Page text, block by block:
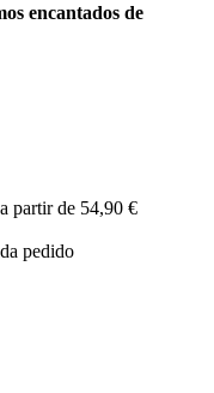
encantados de
a partir de 54,90 €
pedido